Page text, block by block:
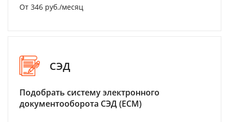
От 346 руб./месяц
СЭД
Подобрать систему электронного
документооборота СЭД (ECM)